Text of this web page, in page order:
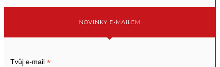
NOVINKY E-MAILEM
Tvůj e-mail *